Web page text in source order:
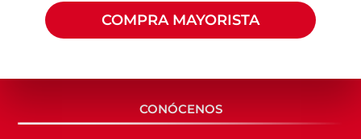
COMPRA MAYORISTA
CONÓCENOS